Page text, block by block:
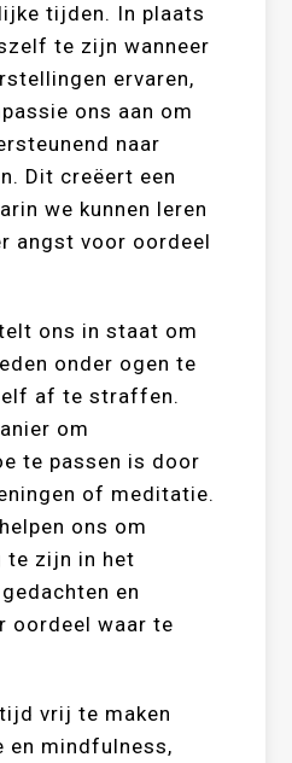
tijden. In plaats
te zijn wanneer
ervaren,
ons aan om
naar
Dit creëert een
we kunnen leren
angst voor oordeel
ons in staat om
onder ogen te
af te straffen.
om
te passen is door
of meditatie.
ons om
te zijn in het
en
oordeel waar te
vrij te maken
mindfulness,